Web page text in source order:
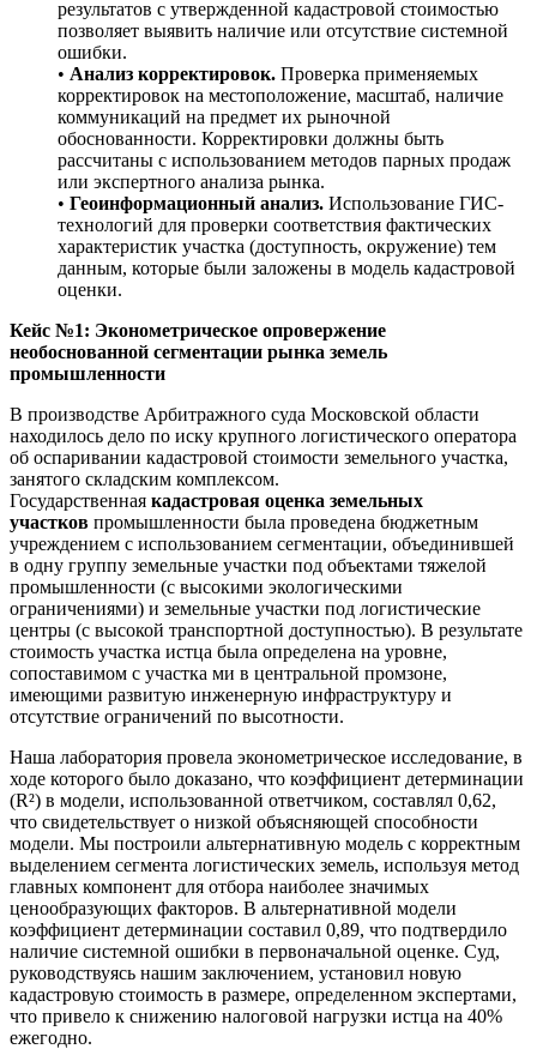
результатов с утвержденной кадастровой стоимостью
позволяет выявить наличие или отсутствие системной
ошибки.
• Анализ корректировок. Проверка применяемых
корректировок на местоположение, масштаб, наличие
коммуникаций на предмет их рыночной
обоснованности. Корректировки должны быть
рассчитаны с использованием методов парных продаж
или экспертного анализа рынка.
• Геоинформационный анализ. Использование ГИС-
технологий для проверки соответствия фактических
характеристик участка (доступность, окружение) тем
данным, которые были заложены в модель кадастровой
оценки.
Кейс №1: Эконометрическое опровержение
необоснованной сегментации рынка земель
промышленности
В производстве Арбитражного суда Московской области
находилось дело по иску крупного логистического оператора
об оспаривании кадастровой стоимости земельного участка,
занятого складским комплексом.
Государственная кадастровая оценка земельных
участков промышленности была проведена бюджетным
учреждением с использованием сегментации, объединившей
в одну группу земельные участки под объектами тяжелой
промышленности (с высокими экологическими
ограничениями) и земельные участки под логистические
центры (с высокой транспортной доступностью). В результате
стоимость участка истца была определена на уровне,
сопоставимом с участка ми в центральной промзоне,
имеющими развитую инженерную инфраструктуру и
отсутствие ограничений по высотности.
Наша лаборатория провела эконометрическое исследование, в
ходе которого было доказано, что коэффициент детерминации
(R²) в модели, использованной ответчиком, составлял 0,62,
что свидетельствует о низкой объясняющей способности
модели. Мы построили альтернативную модель с корректным
выделением сегмента логистических земель, используя метод
главных компонент для отбора наиболее значимых
ценообразующих факторов. В альтернативной модели
коэффициент детерминации составил 0,89, что подтвердило
наличие системной ошибки в первоначальной оценке. Суд,
руководствуясь нашим заключением, установил новую
кадастровую стоимость в размере, определенном экспертами,
что привело к снижению налоговой нагрузки истца на 40%
ежегодно.